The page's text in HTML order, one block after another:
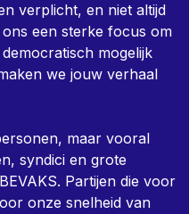
verplicht, en niet altijd
een sterke focus om
mogelijk
we jouw verhaal
maar vooral
syndici en grote
Partijen die voor
onze snelheid van